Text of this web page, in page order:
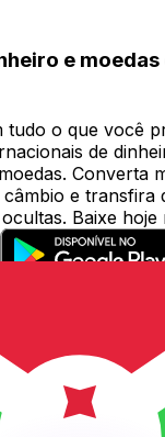
e
tudo o que você
de
Converta
e transfira
Baixe hoje